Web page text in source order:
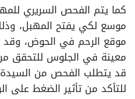
كما يتم الفحص السريري
موسع لكي يفتح المهبل،
موقع الرحم في الحوض،
معينة في الجلوس للتحقق
قد يتطلب الفحص من السيدة
للتأكد من تأثير الضغط على